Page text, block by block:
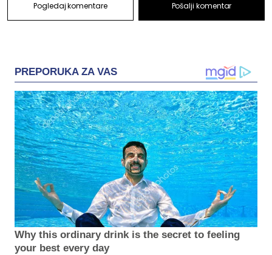
Pogledaj komentare Pošalji komentar
PREPORUKA ZA VAS
Why this ordinary drink is the secret to feeling
your best every day